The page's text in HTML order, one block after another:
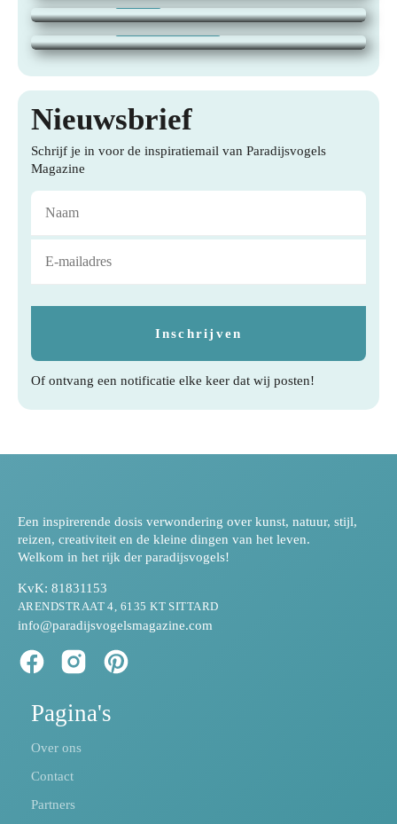
jaar van te genieten
21 juli 2026 | TUINEN, WONEN,
Nieuwsbrief
Schrijf je in voor de inspiratiemail van Paradijsvogels
Magazine
Of ontvang een notificatie elke keer dat wij posten!
Een inspirerende dosis verwondering over kunst, natuur, stijl,
reizen, creativiteit en de kleine dingen van het leven.
Welkom in het rijk der paradijsvogels!
KvK: 81831153
ARENDSTRAAT 4, 6135 KT SITTARD
info@paradijsvogelsmagazine.com
Pagina's
Over ons
Contact
Partners